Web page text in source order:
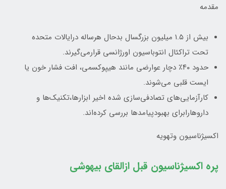
مقدمه
بیش از ۱.۵ میلیون بزرگسال بدحال هرساله درایالات متحده
تحت تراکئال انتوباسیون اورژانسی قرارمی‌گیرند.
حدود ۴۰٪ دچار عوارضی مانند هیپوکسمی، افت فشار خون یا
ایست قلبی می‌شوند.
کارآزمایی‌های تصادفی‌سازی شده اخیر ابزارها،تکنیک‌ها و
داروهارابرای بهبودپیامدها بررسی کرده‌اند.
اکسیژناسیون وتهویه
پره اکسیژناسیون قبل ازالقای بیهوشی